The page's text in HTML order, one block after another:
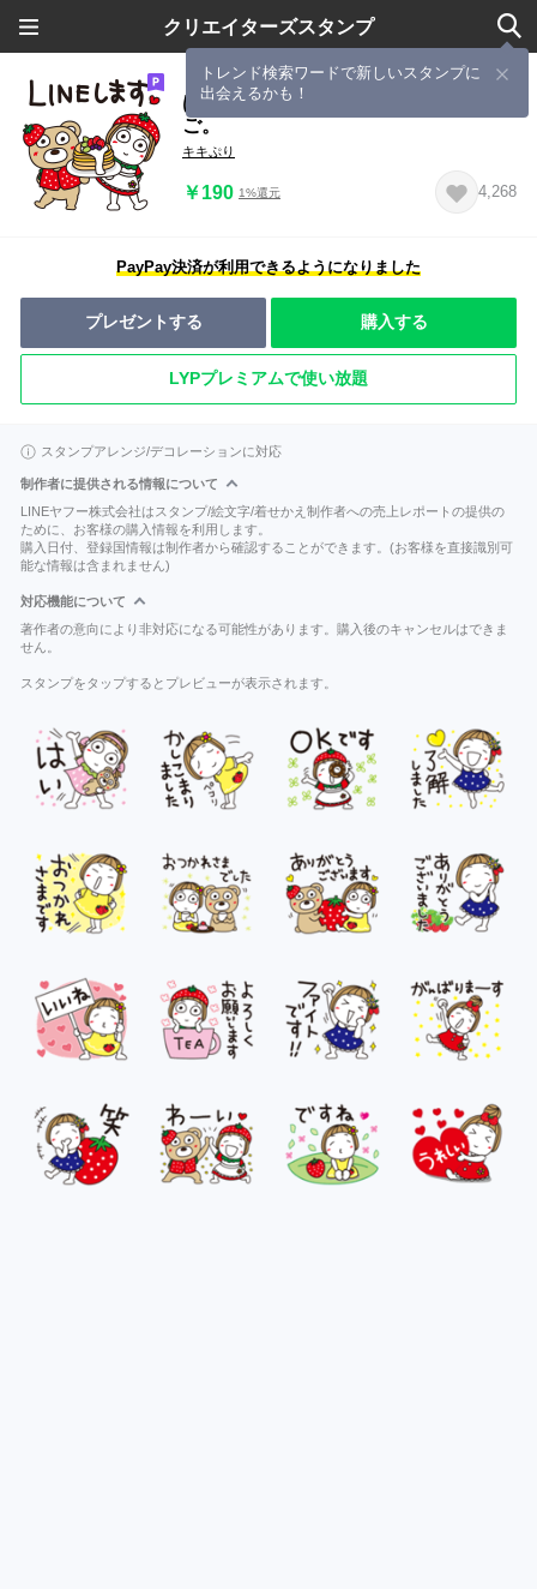
クリエイターズスタンプ
トレンド検索ワードで新しいスタンプに
出会えるかも！
はな子✿ていねいな毎日ことば。いち
ご。
キキぷり
￥190 1%還元 4,268
PayPay決済が利用できるようになりました
プレゼントする 購入する
LYPプレミアムで使い放題
スタンプアレンジ/デコレーションに対応
制作者に提供される情報について
LINEヤフー株式会社はスタンプ/絵文字/着せかえ制作者への売上レポートの提供の
ために、お客様の購入情報を利用します。
購入日付、登録国情報は制作者から確認することができます。(お客様を直接識別可
能な情報は含まれません)
対応機能について
著作者の意向により非対応になる可能性があります。購入後のキャンセルはできま
せん。
スタンプをタップするとプレビューが表示されます。